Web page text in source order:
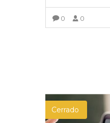
0 0
Cerrado